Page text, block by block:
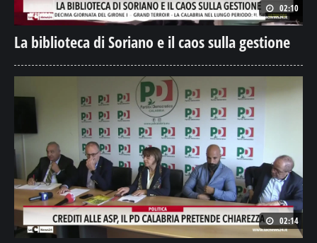
02:10
La biblioteca di Soriano e il caos sulla gestione
02:14